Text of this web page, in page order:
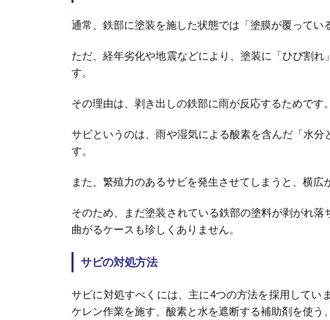
通常、鉄部に塗装を施した状態では「塗膜が覆ってい
ただ、経年劣化や地震などにより、塗装に「ひび割
す。
その理由は、剥き出しの鉄部に雨が反応するためです。
サビというのは、雨や湿気による酸素を含んだ「水
す。
また、繁殖力のあるサビを発生させてしまうと、横広
そのため、まだ塗装されている鉄部の塗料が剥がれ
曲がるケースも珍しくありません。
サビの対処方法
サビに対処すべくには、主に4つの方法を採用してい
ケレン作業を施す、酸素と水を遮断する補助剤を使う